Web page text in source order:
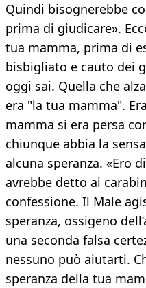
Quindi bisognerebbe
prima di giudicare».
tua mamma, prima di
bisbigliato e cauto dei
oggi sai. Quella che
era "la tua mamma".
mamma si era persa
chiunque abbia la
alcuna speranza. «Ero
avrebbe detto ai
confessione. Il Male
speranza, ossigeno
una seconda falsa
nessuno può aiutarti.
speranza della tua